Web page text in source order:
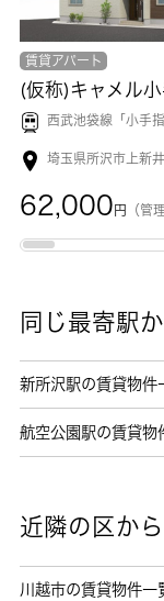
賃貸アパート
(仮称)キャメル
西武池袋線「 小手指
埼玉県所沢市上新
62,000 円 （管
同じ最寄駅
新所沢駅の賃貸物件
航空公園駅の賃貸物
近隣の区か
川越市の賃貸物件一